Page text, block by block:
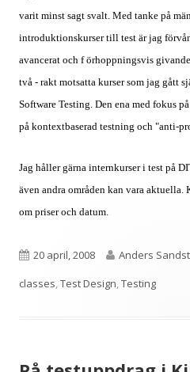
varit minst sagt svalt. Med tanke på
introduktionskurser till test är jag
avancerat och f örhoppningsvis
två - rakt motsatta kurser som jag gått
Software Testing. Den ena med fokus
på kontextbaserad testning och "anti-
Jag håller gärna internkurser i test på
även andra områden kan vara
om priser och datum.
Publicerat
den
20 april, 2008 Författare
Anders
classes,Test Design,Testing